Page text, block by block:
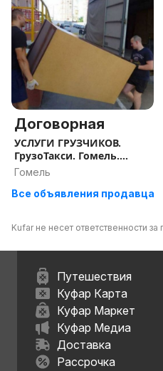
Договорная
УСЛУГИ ГРУЗЧИКОВ.
ГрузоТакси. Гомель.
Грузоперевозки в
гомеле. Грузчики с
Гомель
Все объявления продавца
Kufar не несет ответственности
Путешествия
Куфар Карта
Куфар Маркет
Куфар Медиа
Доставка
Рассрочка